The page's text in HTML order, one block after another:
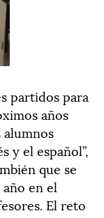
partidos para
años
alumnos
y el español”,
que se
en el
El reto